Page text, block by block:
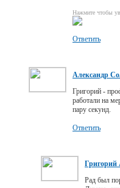
Нажмите чтобы
Ответить
Александр
Григорий -
работали на
пару секунд.
Ответить
Григорий
Рад был